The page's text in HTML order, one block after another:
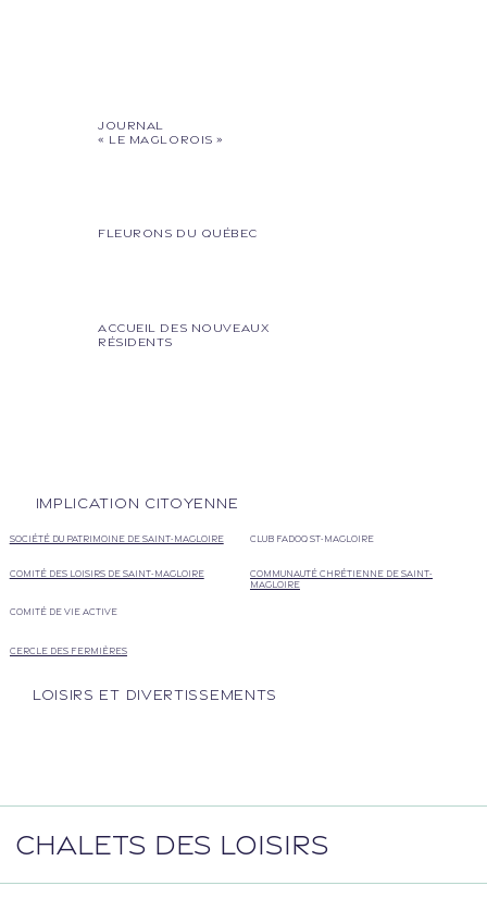
Journal
« Le Maglorois »
Fleurons du Québec
Accueil des nouveaux
résidents
Implication citoyenne
Société du patrimoine de saint-magloire
Comité des loisirs de saint-Magloire
Comité de vie active
cercle des fermières
club FADOQ St-Magloire
communauté chrétienne de saint-
magloire
LOISIRS ET DIVERTISSEMENTS
CHALETS DES LOISIRS